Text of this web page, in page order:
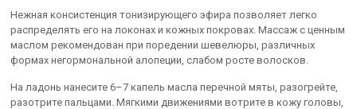
Нежная консистенция тонизирующего эфира позволяет легко
распределять его на локонах и кожных покровах. Массаж с ценным
маслом рекомендован при поредении шевелюры, различных
формах негормональной алопеции, слабом росте волосков.
На ладонь нанесите 6–7 капель масла перечной мяты, разогрейте,
разотрите пальцами. Мягкими движениями вотрите в кожу головы,